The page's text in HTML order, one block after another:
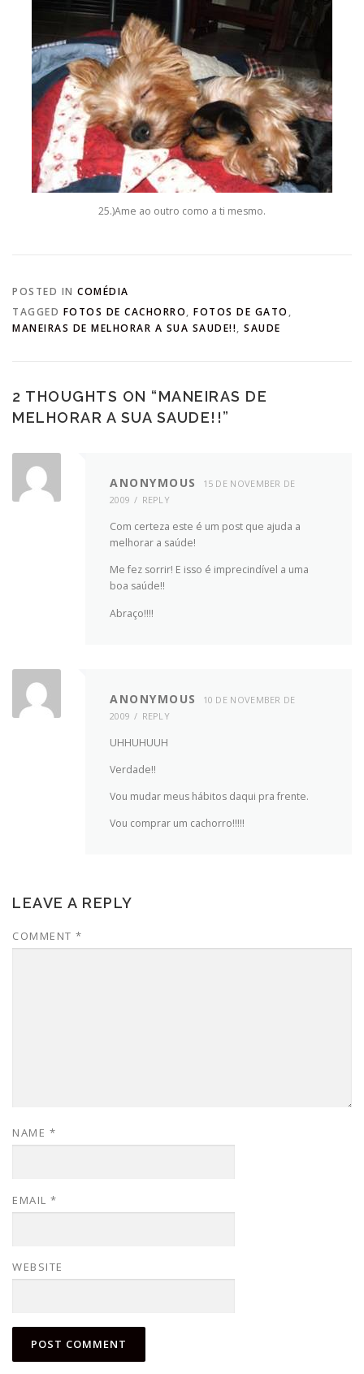
25.)Ame ao outro como a ti mesmo.
POSTED IN COMÉDIA
TAGGED FOTOS DE CACHORRO, FOTOS DE GATO ,
, SAUDE
2 THOUGHTS ON “MANEIRAS DE
”
ANONYMOUS
15 DE NOVEMBER DE
2009
REPLY
Com certeza este é um post que ajuda a
melhorar a saúde!
Me fez sorrir! E isso é imprecindível a uma
boa saúde!!
Abraço!!!!
ANONYMOUS
10 DE NOVEMBER DE
2009
REPLY
UHHUHUUH
Verdade!!
Vou mudar meus hábitos daqui pra frente.
Vou comprar um cachorro!!!!!
LEAVE A REPLY
COMMENT *
NAME *
EMAIL *
WEBSITE